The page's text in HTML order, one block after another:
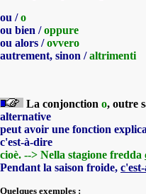
ou /o
ou bien /oppure
ou alors /ovvero
autrement, sinon /altrimenti
La conjonction o, outre
alternative
peut avoir une fonction
c'est-à-dire
cioè. --> Nella stagione fredda
Pendant la saison froide,
Quelques exemples :